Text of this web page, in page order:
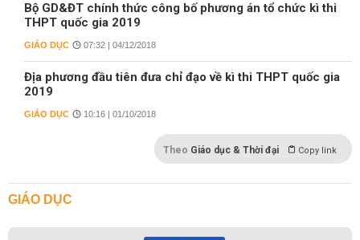
Bộ GD&ĐT chính thức công bố phương án tổ chức kì thi
THPT quốc gia 2019
GIÁO DỤC 07:32 | 04/12/2018
Địa phương đầu tiên đưa chỉ đạo về kì thi THPT quốc gia
2019
GIÁO DỤC 10:16 | 01/10/2018
Theo Giáo dục & Thời đại Copy link
GIÁO DỤC